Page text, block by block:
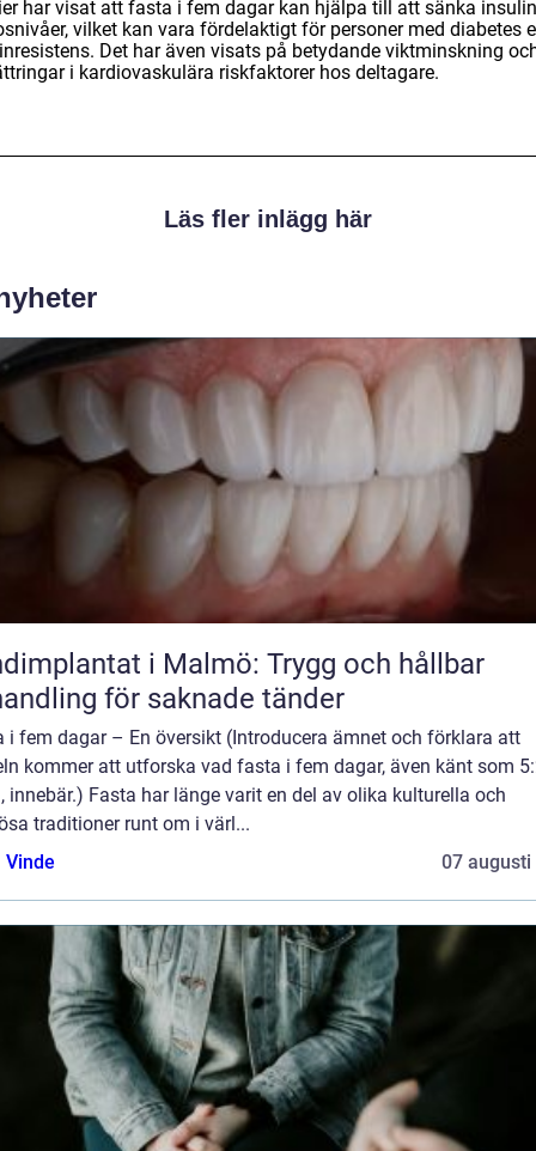
har visat att fasta i fem dagar kan hjälpa till att sänka
vilket kan vara fördelaktigt för personer med diabetes
Det har även visats på betydande viktminskning
i kardiovaskulära riskfaktorer hos deltagare.
Läs fler inlägg här
i Malmö: Trygg och hållbar
för saknade tänder
i fem dagar – En översikt (Introducera ämnet och förklara att
kommer att utforska vad fasta i fem dagar, även känt som
innebär.) Fasta har länge varit en del av olika kulturella och
traditioner runt om i värl...
Vinde
07 augusti